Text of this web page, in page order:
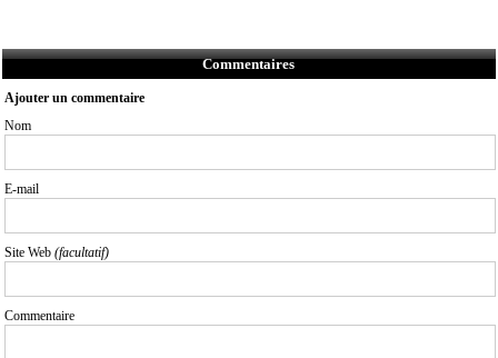
Commentaires
Ajouter un commentaire
Nom
E-mail
Site Web (facultatif)
Commentaire